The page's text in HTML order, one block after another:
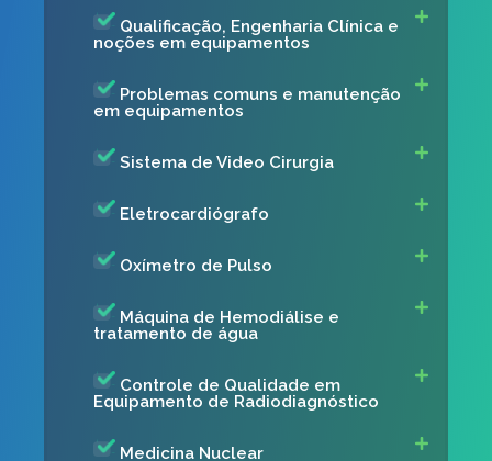
Qualificação, Engenharia Clínica e
noções em equipamentos
Problemas comuns e manutenção
em equipamentos
Sistema de Video Cirurgia
Eletrocardiógrafo
Oxímetro de Pulso
Máquina de Hemodiálise e
tratamento de água
Controle de Qualidade em
Equipamento de Radiodiagnóstico
Medicina Nuclear